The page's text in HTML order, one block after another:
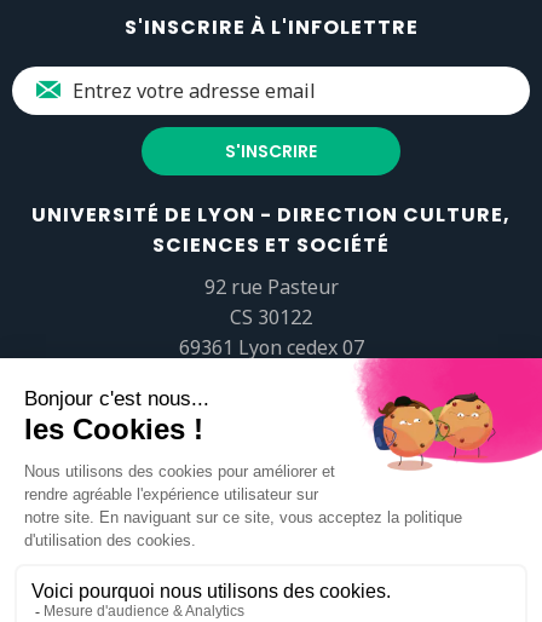
S'INSCRIRE À L'INFOLETTRE
UNIVERSITÉ DE LYON - DIRECTION CULTURE,
SCIENCES ET SOCIÉTÉ
92 rue Pasteur
CS 30122
69361 Lyon cedex 07
popsciences@universite-lyon.fr
Tél.+33 (0)4 37 37 82 01
https://www.youtube.com/embed/Qm-prNOXepo